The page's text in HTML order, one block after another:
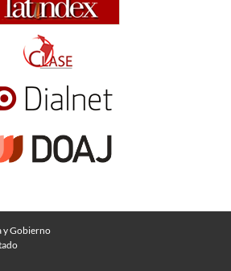
y Gobierno